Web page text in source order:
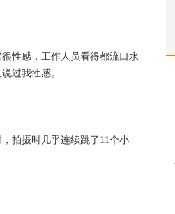
性感，工作人员看得都流口水
过我性感。
拍摄时几乎连续跳了11个小